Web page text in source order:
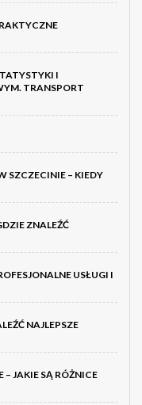
I
TRANSPORT
SZCZECINIE – KIEDY
ZNALEŹĆ
USŁUGI I
NAJLEPSZE
JAKIE SĄ RÓŻNICE